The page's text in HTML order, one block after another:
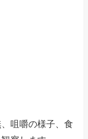
咀嚼の様子、食